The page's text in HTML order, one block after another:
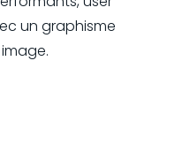
un graphisme